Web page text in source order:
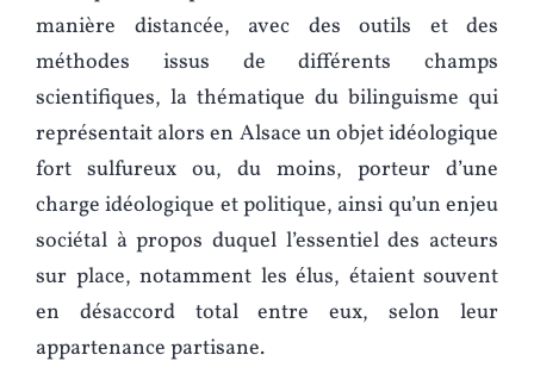
manière distancée, avec des outils et des
méthodes issus de différents champs
scientifiques, la thématique du bilinguisme qui
représentait alors en Alsace un objet idéologique
fort sulfureux ou, du moins, porteur d’une
charge idéologique et politique, ainsi qu’un enjeu
sociétal à propos duquel l’essentiel des acteurs
sur place, notamment les élus, étaient souvent
en désaccord total entre eux, selon leur
appartenance partisane.